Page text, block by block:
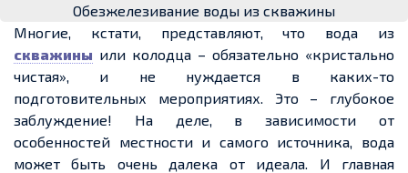
Обезжелезивание воды из скважины
Многие, кстати, представляют, что вода из
скважины или колодца – обязательно «кристально
чистая», и не нуждается в каких-то
подготовительных мероприятиях. Это – глубокое
заблуждение! На деле, в зависимости от
особенностей местности и самого источника, вода
может быть очень далека от идеала. И главная